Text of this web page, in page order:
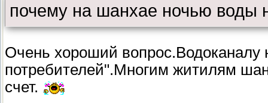
почему на шанхае ночью воды
Очень хороший вопрос.Водоканалу
потребителей".Многим житилям
счет.